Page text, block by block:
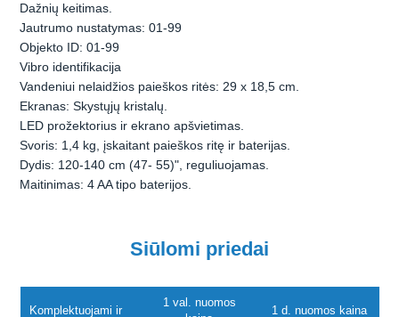
Dažnių keitimas.
Jautrumo nustatymas: 01-99
Objekto ID: 01-99
Vibro identifikacija
Vandeniui nelaidžios paieškos ritės: 29 x 18,5 cm.
Ekranas: Skystųjų kristalų.
LED prožektorius ir ekrano apšvietimas.
Svoris: 1,4 kg, įskaitant paieškos ritę ir baterijas.
Dydis: 120-140 cm (47- 55)", reguliuojamas.
Maitinimas: 4 AA tipo baterijos.
Siūlomi priedai
Komplektuojami ir
1 val. nuomos
1 d. nuomos kaina